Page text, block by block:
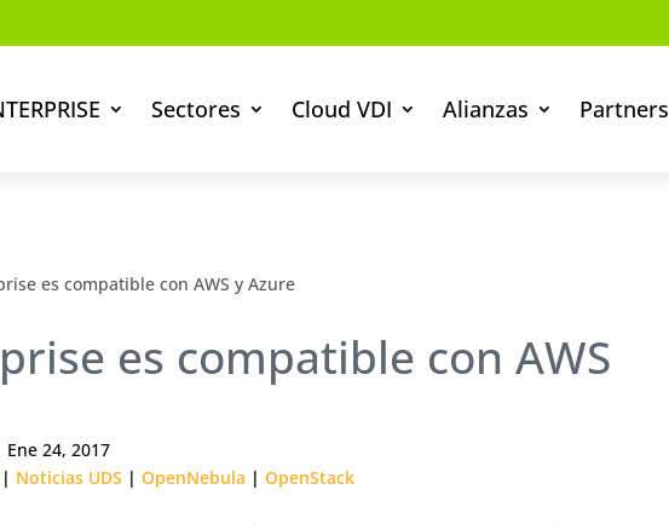
Sectores Cloud VDI Alianzas Partners
es compatible con AWS y Azure
es compatible con AWS
Ene 24, 2017
| Noticias UDS | OpenNebula | OpenStack